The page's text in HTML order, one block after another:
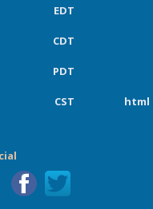
EDT
CDT
PDT
CST